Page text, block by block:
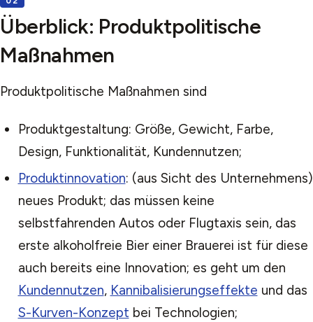
Überblick: Produktpolitische
Maßnahmen
Produktpolitische Maßnahmen sind
Produktgestaltung: Größe, Gewicht, Farbe,
Design, Funktionalität, Kundennutzen;
Produktinnovation: (aus Sicht des Unternehmens)
neues Produkt; das müssen keine
selbstfahrenden Autos oder Flugtaxis sein, das
erste alkoholfreie Bier einer Brauerei ist für diese
auch bereits eine Innovation; es geht um den
Kundennutzen, Kannibalisierungseffekte und das
S-Kurven-Konzept bei Technologien;